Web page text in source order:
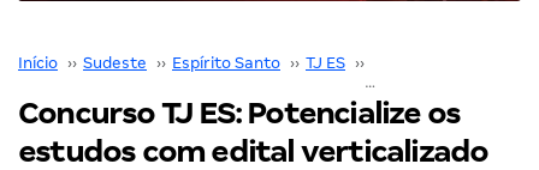
Início ›› Sudeste ›› Espírito Santo ›› TJ ES ››
Concurso TJ ES: Potencialize os
estudos com edital verticalizado